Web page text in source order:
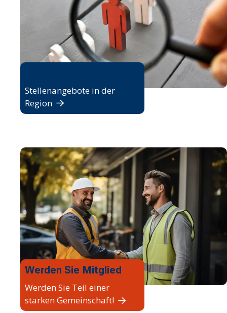
Stellenangebote in der
Region
Werden Sie Mitglied
Werden Sie Teil einer
starken Gemeinschaft!